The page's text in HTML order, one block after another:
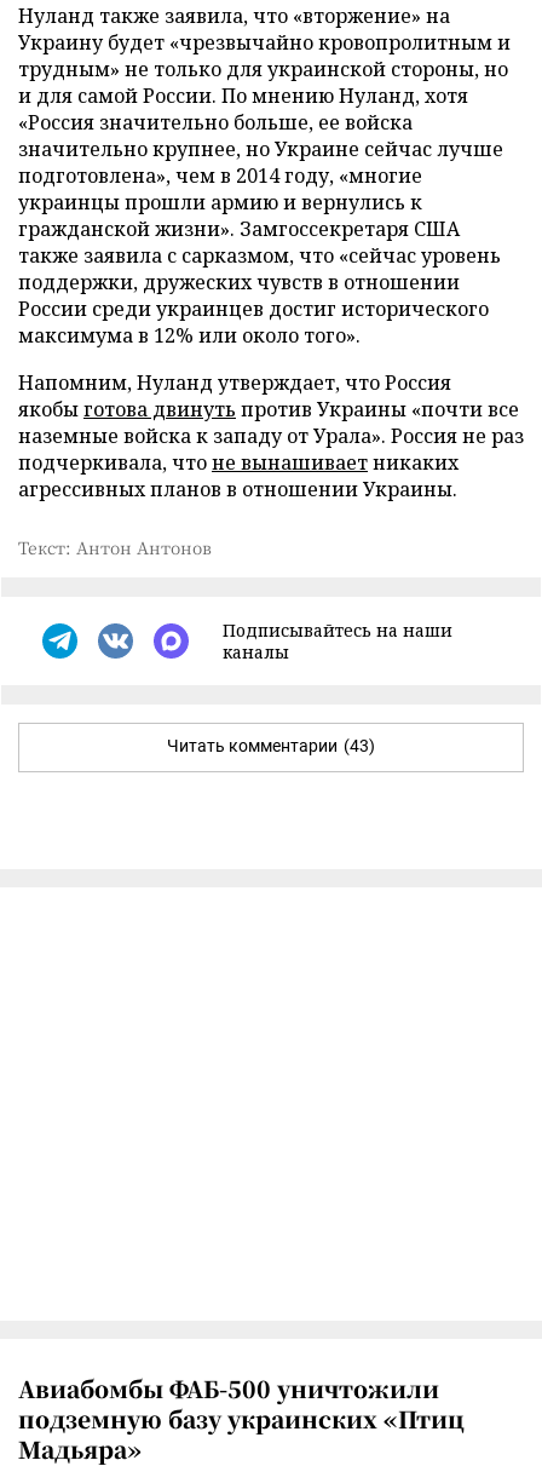
Нуланд также заявила, что «вторжение» на
Украину будет «чрезвычайно кровопролитным и
трудным» не только для украинской стороны, но
и для самой России. По мнению Нуланд, хотя
«Россия значительно больше, ее войска
значительно крупнее, но Украине сейчас лучше
подготовлена», чем в 2014 году, «многие
украинцы прошли армию и вернулись к
гражданской жизни». Замгоссекретаря США
также заявила с сарказмом, что «сейчас уровень
поддержки, дружеских чувств в отношении
России среди украинцев достиг исторического
максимума в 12% или около того».
Напомним, Нуланд утверждает, что Россия
якобыготова двинуть против Украины «почти все
наземные войска к западу от Урала». Россия не раз
подчеркивала, чтоне вынашиваетникаких
агрессивных планов в отношении Украины.
Текст: Антон Антонов
Подписывайтесь на наши
каналы
Читать комментарии (43)
Авиабомбы ФАБ-500 уничтожили
подземную базу украинских «Птиц
Мадьяра»